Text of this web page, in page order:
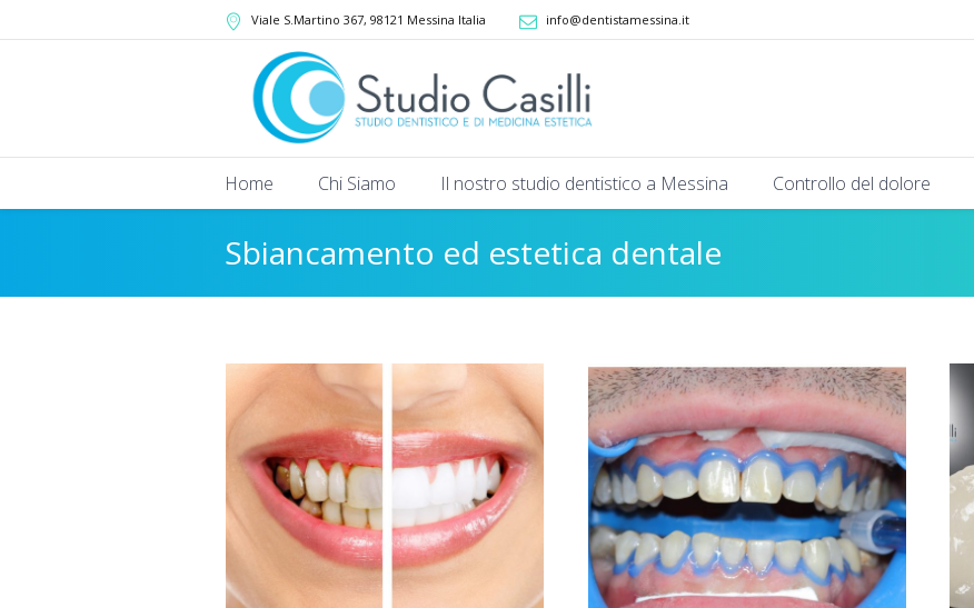
Viale S.Martino 367, 98121 Messina Italia info@dentistamessina.it
Home Chi Siamo Il nostro studio dentistico a Messina Controllo del dolore
Sbiancamento ed estetica dentale